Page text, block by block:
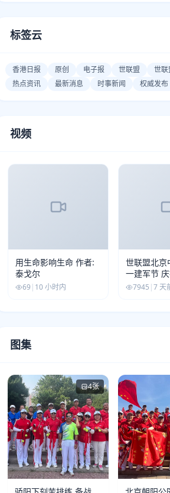
标签云
香港日报 原创 电子报 世联盟
世联
热点资讯
最新消息 时事新闻 权威发布
视频
用生命影响生命 作者:
泰戈尔
69 | 10 小时内
世联盟北京
一建军节
解放军建军
7945 |7 天
图集
4张